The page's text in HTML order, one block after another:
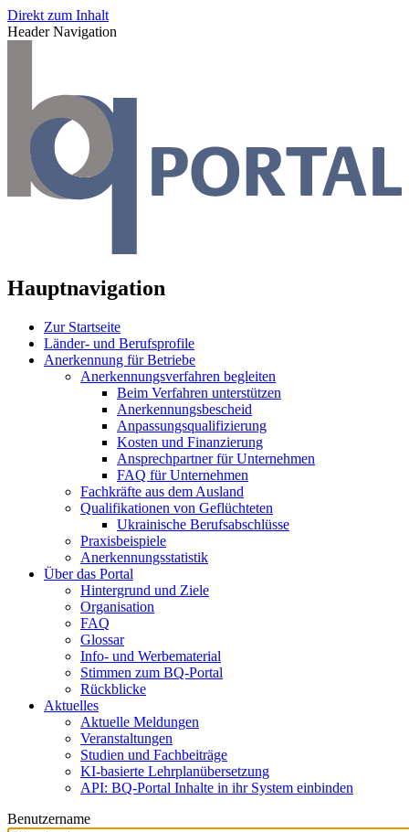
Direkt zum Inhalt
Header Navigation
Hauptnavigation
Zur Startseite
Länder- und Berufsprofile
Anerkennung für Betriebe
Anerkennungsverfahren begleiten
Beim Verfahren unterstützen
Anerkennungsbescheid
Anpassungsqualifizierung
Kosten und Finanzierung
Ansprechpartner für Unternehmen
FAQ für Unternehmen
Fachkräfte aus dem Ausland
Qualifikationen von Geflüchteten
Ukrainische Berufsabschlüsse
Praxisbeispiele
Anerkennungsstatistik
Über das Portal
Hintergrund und Ziele
Organisation
FAQ
Glossar
Info- und Werbematerial
Stimmen zum BQ-Portal
Rückblicke
Aktuelles
Aktuelle Meldungen
Veranstaltungen
Studien und Fachbeiträge
KI-basierte Lehrplanübersetzung
API: BQ-Portal Inhalte in ihr System einbinden
Benutzername